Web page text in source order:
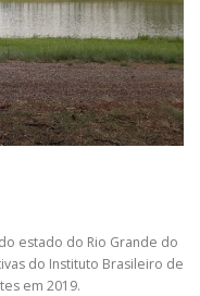
estado do Rio Grande do
do Instituto Brasileiro de
em 2019.